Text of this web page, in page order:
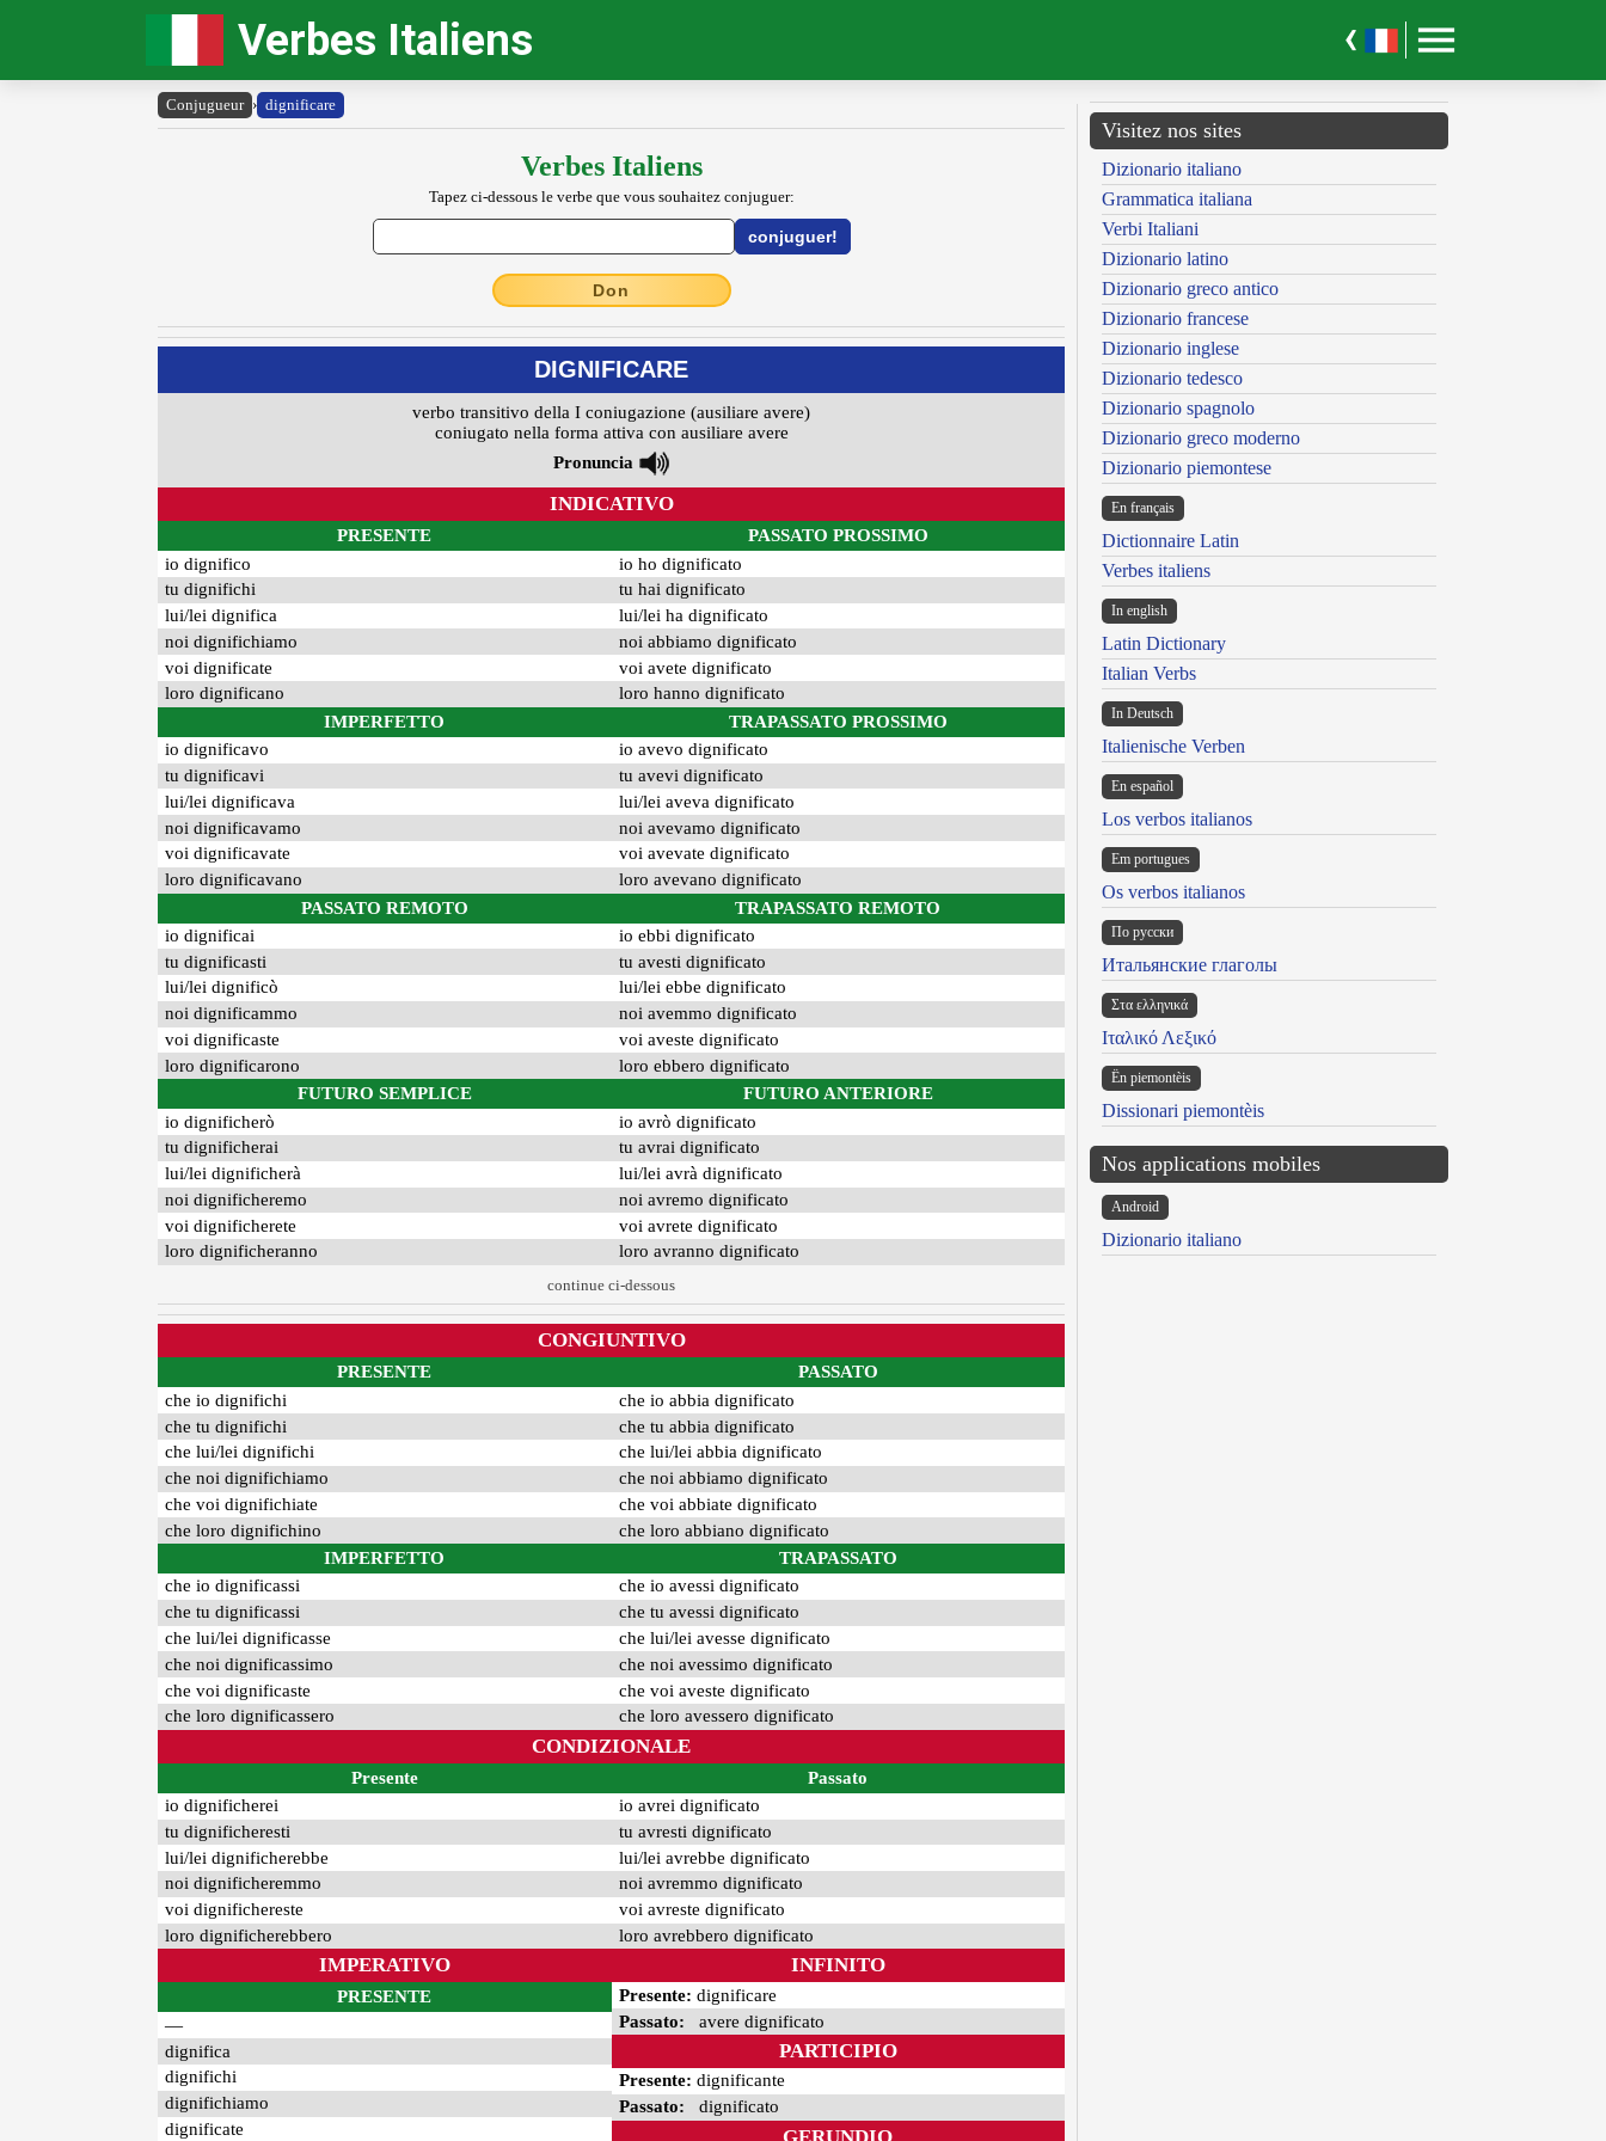
Verbes Italiens
Conjugueur › dignificare
Verbes Italiens
Tapez ci-dessous le verbe que vous souhaitez conjuguer:
Don
DIGNIFICARE
verbo transitivo della I coniugazione (ausiliare avere)
coniugato nella forma attiva con ausiliare avere
Pronuncia
INDICATIVO
PRESENTE
io dignifico
tu dignifichi
lui/lei dignifica
noi dignifichiamo
voi dignificate
loro dignificano
IMPERFETTO
io dignificavo
tu dignificavi
lui/lei dignificava
noi dignificavamo
voi dignificavate
loro dignificavano
PASSATO REMOTO
io dignificai
tu dignificasti
lui/lei dignificò
noi dignificammo
voi dignificaste
loro dignificarono
FUTURO SEMPLICE
io dignificherò
tu dignificherai
lui/lei dignificherà
noi dignificheremo
voi dignificherete
loro dignificheranno
PASSATO PROSSIMO
io ho dignificato
tu hai dignificato
lui/lei ha dignificato
noi abbiamo dignificato
voi avete dignificato
loro hanno dignificato
TRAPASSATO PROSSIMO
io avevo dignificato
tu avevi dignificato
lui/lei aveva dignificato
noi avevamo dignificato
voi avevate dignificato
loro avevano dignificato
TRAPASSATO REMOTO
io ebbi dignificato
tu avesti dignificato
lui/lei ebbe dignificato
noi avemmo dignificato
voi aveste dignificato
loro ebbero dignificato
FUTURO ANTERIORE
io avrò dignificato
tu avrai dignificato
lui/lei avrà dignificato
noi avremo dignificato
voi avrete dignificato
loro avranno dignificato
continue ci-dessous
CONGIUNTIVO
PRESENTE
che io dignifichi
che tu dignifichi
che lui/lei dignifichi
che noi dignifichiamo
che voi dignifichiate
che loro dignifichino
IMPERFETTO
che io dignificassi
che tu dignificassi
che lui/lei dignificasse
che noi dignificassimo
che voi dignificaste
che loro dignificassero
PASSATO
che io abbia dignificato
che tu abbia dignificato
che lui/lei abbia dignificato
che noi abbiamo dignificato
che voi abbiate dignificato
che loro abbiano dignificato
TRAPASSATO
che io avessi dignificato
che tu avessi dignificato
che lui/lei avesse dignificato
che noi avessimo dignificato
che voi aveste dignificato
che loro avessero dignificato
CONDIZIONALE
Presente
io dignificherei
tu dignificheresti
lui/lei dignificherebbe
noi dignificheremmo
voi dignifichereste
loro dignificherebbero
Passato
io avrei dignificato
tu avresti dignificato
lui/lei avrebbe dignificato
noi avremmo dignificato
voi avreste dignificato
loro avrebbero dignificato
IMPERATIVO
PRESENTE
—
dignifica
dignifichi
dignifichiamo
dignificate
INFINITO
Presente: dignificare
Passato: avere dignificato
PARTICIPIO
Presente: dignificante
Passato: dignificato
GERUNDIO
Visitez nos sites
Dizionario italiano
Grammatica italiana
Verbi Italiani
Dizionario latino
Dizionario greco antico
Dizionario francese
Dizionario inglese
Dizionario tedesco
Dizionario spagnolo
Dizionario greco moderno
Dizionario piemontese
En français
Dictionnaire Latin
Verbes italiens
In english
Latin Dictionary
Italian Verbs
In Deutsch
Italienische Verben
En español
Los verbos italianos
Em portugues
Os verbos italianos
По русски
Итальянские глаголы
Στα ελληνικά
Ιταλικό Λεξικό
Ën piemontèis
Dissionari piemontèis
Nos applications mobiles
Android
Dizionario italiano